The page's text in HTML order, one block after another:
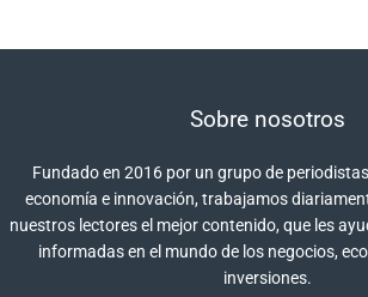
Sobre nosotros
Fundado en 2016 por un grupo de
economía e innovación, trabajamos
nuestros lectores el mejor contenido, que les
informadas en el mundo de los negocios,
inversiones.